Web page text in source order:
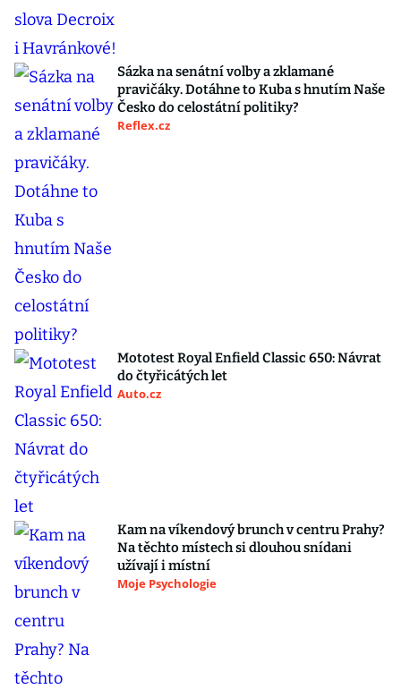
Sázka na senátní volby a zklamané
pravičáky. Dotáhne to Kuba s hnutím Naše
Česko do celostátní politiky?
Reflex.cz
Mototest Royal Enfield Classic 650: Návrat
do čtyřicátých let
Auto.cz
Kam na víkendový brunch v centru Prahy?
Na těchto místech si dlouhou snídani
užívají i místní
Moje Psychologie